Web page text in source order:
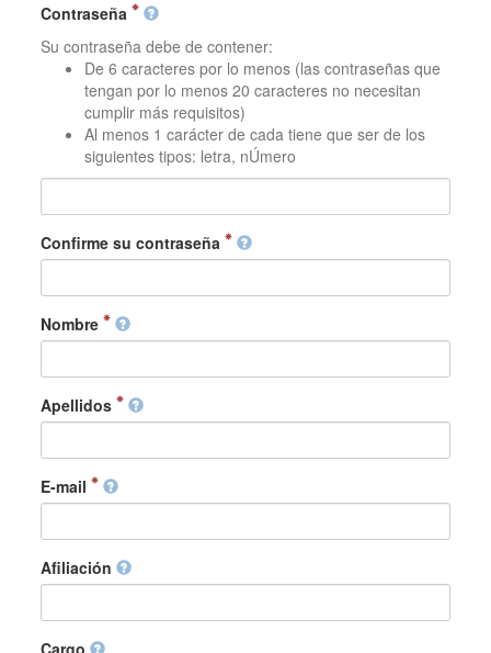
Contraseña
Su contraseña debe de contener:
De 6 caracteres por lo menos (las contraseñas que
tengan por lo menos 20 caracteres no necesitan
cumplir más requisitos)
Al menos 1 carácter de cada tiene que ser de los
siguientes tipos: letra, nÚmero
Confirme su contraseña
Nombre
Apellidos
E-mail
Afiliación
Cargo